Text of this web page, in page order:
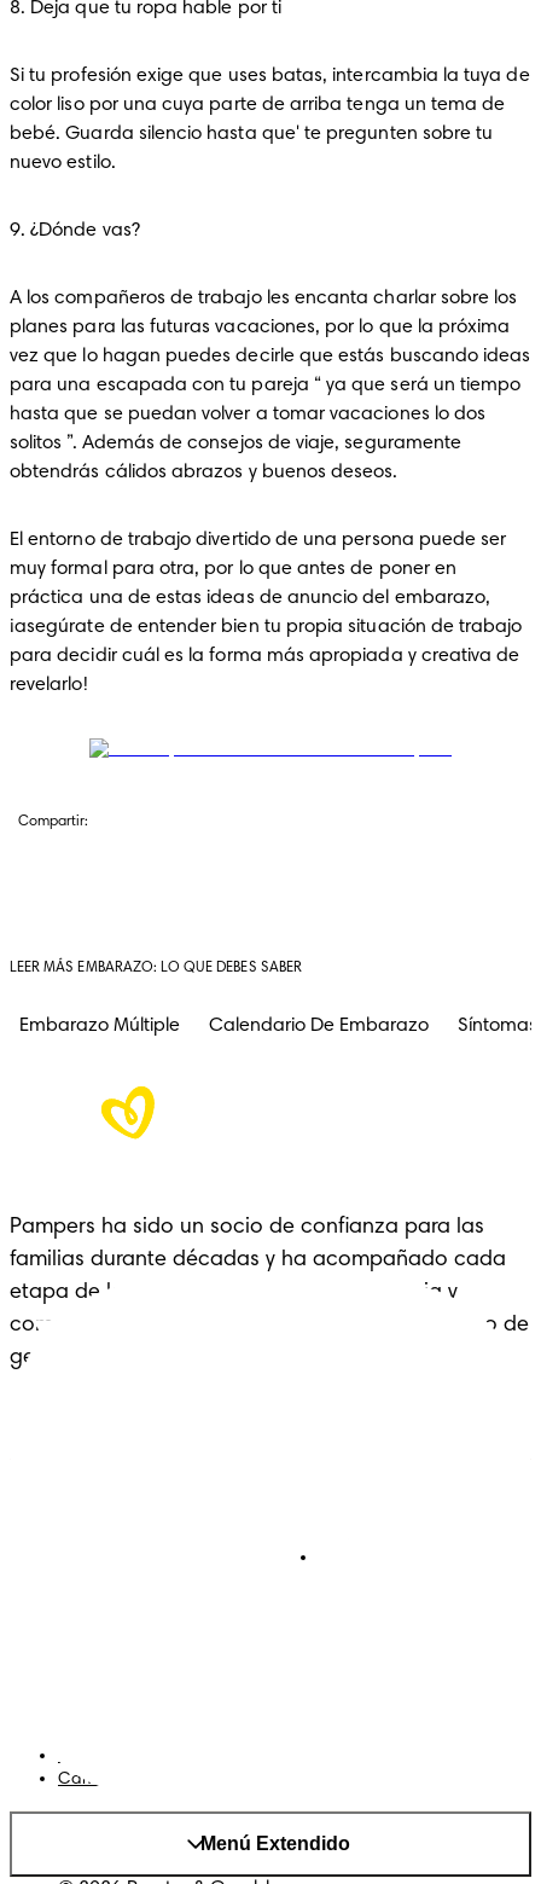
8. Deja que tu ropa hable por ti
Si tu profesión exige que uses batas, intercambia la tuya de
color liso por una cuya parte de arriba tenga un tema de
bebé. Guarda silencio hasta que' te pregunten sobre tu
nuevo estilo.
9. ¿Dónde vas?
A los compañeros de trabajo les encanta charlar sobre los
planes para las futuras vacaciones, por lo que la próxima
vez que lo hagan puedes decirle que estás buscando ideas
para una escapada con tu pareja “ ya que será un tiempo
hasta que se puedan volver a tomar vacaciones lo dos
solitos ”. Además de consejos de viaje, seguramente
obtendrás cálidos abrazos y buenos deseos.
El entorno de trabajo divertido de una persona puede ser
muy formal para otra, por lo que antes de poner en
práctica una de estas ideas de anuncio del embarazo,
¡asegúrate de entender bien tu propia situación de trabajo
para decidir cuál es la forma más apropiada y creativa de
revelarlo!
Compartir:
LEER MÁS EMBARAZO: LO QUE DEBES SABER
Embarazo Múltiple Calendario De Embarazo
Pampers ha sido un socio de confianza para las
familias durante décadas y ha acompañado cada
etapa de la crianza con cariño, experiencia y
comodidad: un legado que se extiende a lo largo de
generaciones.
Cambiar el país/region
Menú Extendido